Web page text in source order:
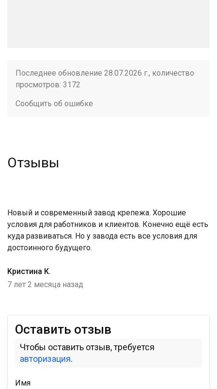
Последнее обновление 28.07.2026 г., количество
просмотров: 3172
Сообщить об ошибке
Отзывы
Новый и современный завод крепежа. Хорошие
условия для работников и клиентов. Конечно ещё есть
куда развиваться. Но у завода есть все условия для
достоинного будущего.
Kристина К.
7 лет 2 месяца назад
Оставить отзыв
Чтобы оставить отзыв, требуется
авторизация.
Имя